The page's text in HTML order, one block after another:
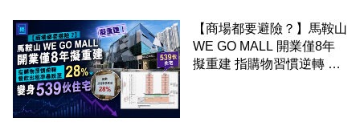
【商場都要避險？】馬鞍山
WE GO MALL 開業僅8年
擬重建 指購物習慣逆轉 餐